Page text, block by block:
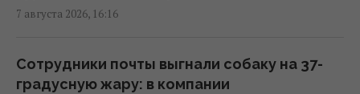
Украинцы высказали мнение, когда
13:06 пятница, 07 августа 2026
7 августа 2026, 16:16
Сотрудники почты выгнали собаку на 37-
градусную жару: в компании